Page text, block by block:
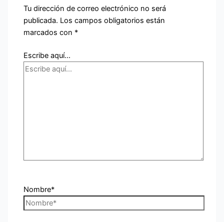
Tu dirección de correo electrónico no será
publicada. Los campos obligatorios están
marcados con *
Escribe aquí...
Nombre*